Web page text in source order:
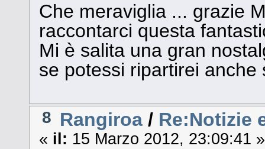
Che meraviglia ... grazie
raccontarci questa
Mi è salita una gran
se potessi ripartirei
8 Rangiroa / Re:Notizie
« il: 15 Marzo 2012, 23:09:41 »